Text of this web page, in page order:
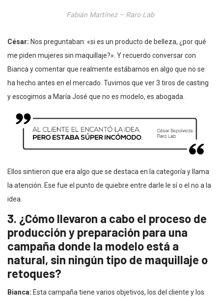
Fabián Martínez – Raro Lab
César: Nos preguntaban: «si es un producto de belleza, ¿por qué
me piden mujeres sin maquillaje?». Y recuerdo conversar con
Bianca y comentar que realmente estábamos en algo que no se
ha hecho antes en el mercado. Tuvimos que ver 3 tiros de casting
y escogimos a María José que no es modelo, es abogada.
Ellos sintieron que era algo que se destaca en la categoría y llama
la atención. Ese fue el punto de quiebre entre darle le sí o el no a la
idea.
3. ¿Cómo llevaron a cabo el proceso de
producción y preparación para una
campaña donde la modelo está a
natural, sin ningún tipo de maquillaje o
retoques?
Bianca: Esta campaña tiene varios objetivos, los del cliente y los